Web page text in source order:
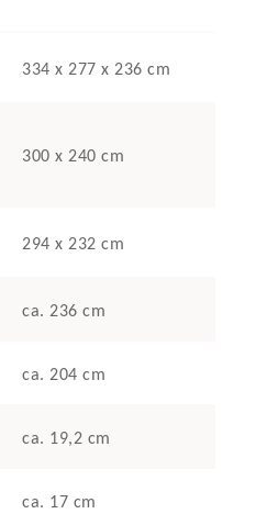
334 x 277 x 236 cm
300 x 240 cm
294 x 232 cm
ca. 236 cm
ca. 204 cm
ca. 19,2 cm
ca. 17 cm